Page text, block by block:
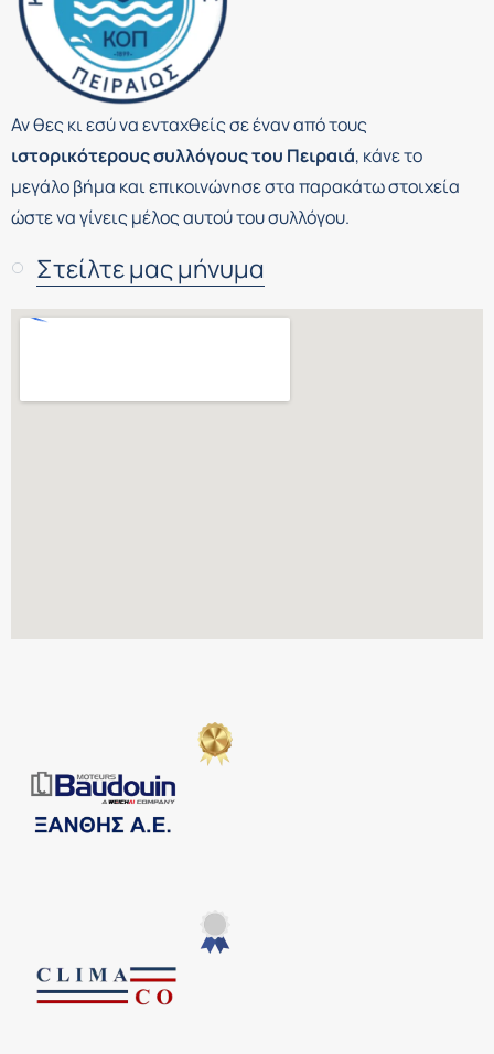
Αν θες κι εσύ να ενταχθείς σε έναν από τους
ιστορικότερους συλλόγους του Πειραιά, κάνε το
μεγάλο βήμα και επικοινώνησε στα παρακάτω στοιχεία
ώστε να γίνεις μέλος αυτού του συλλόγου.
Στείλτε μας μήνυμα